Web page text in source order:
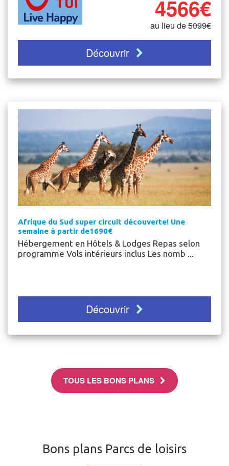
4566€
au lieu de5099€
Découvrir
Afrique du Sud super circuit découverte! Une
semaine à partir de1690€
Hébergement en Hôtels & Lodges Repas selon
programme Vols intérieurs inclus Les nomb ...
Découvrir
TOUS LES BONS PLANS
Bons plans Parcs de loisirs